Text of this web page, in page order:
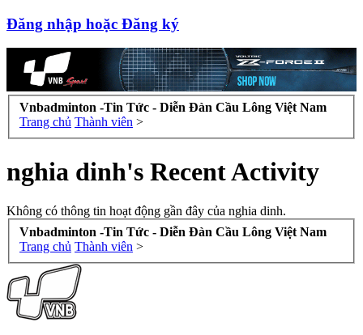
Đăng nhập hoặc Đăng ký
Vnbadminton -Tin Tức - Diễn Đàn Cầu Lông Việt Nam
Trang chủ Thành viên >
nghia dinh's Recent Activity
Không có thông tin hoạt động gần đây của nghia dinh.
Vnbadminton -Tin Tức - Diễn Đàn Cầu Lông Việt Nam
Trang chủ Thành viên >